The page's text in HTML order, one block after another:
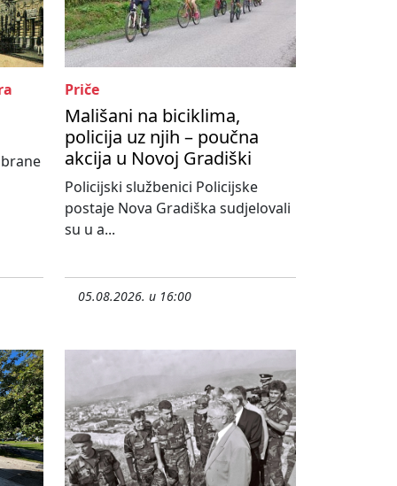
Priče
Mališani na biciklima,
policija uz njih – poučna
akcija u Novoj Gradiški
Policijski službenici Policijske
postaje Nova Gradiška sudjelovali
su u a...
05.08.2026. u 16:00